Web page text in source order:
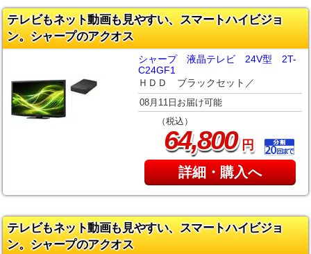
テレビもネット動画も見やすい、スマートハイビジョ
ン。シャープのアクオス
シャープ 液晶テレビ 24V型 2T-
C24GF1
ＨＤＤ ブラックセット／
08月11日お届け可能
（税込）
64,800円
詳細・購入へ
テレビもネット動画も見やすい、スマートハイビジョ
ン。シャープのアクオス